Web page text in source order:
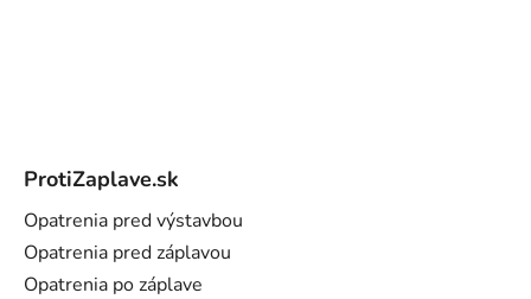
ProtiZaplave.sk
Opatrenia pred výstavbou
Opatrenia pred záplavou
Opatrenia po záplave